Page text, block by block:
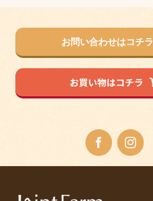
お問い合わせはコチラ
お買い物はコチラ